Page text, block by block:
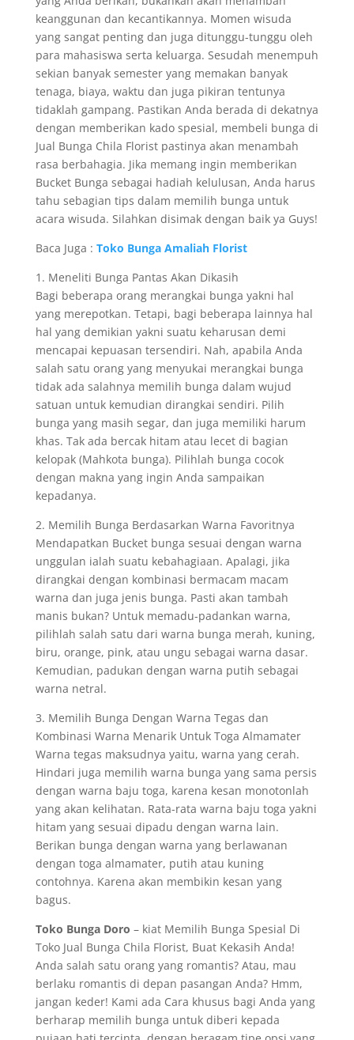
keanggunan dan kecantikannya. Momen wisuda
yang sangat penting dan juga ditunggu-tunggu oleh
para mahasiswa serta keluarga. Sesudah menempuh
sekian banyak semester yang memakan banyak
tenaga, biaya, waktu dan juga pikiran tentunya
tidaklah gampang. Pastikan Anda berada di dekatnya
dengan memberikan kado spesial, membeli bunga di
Jual Bunga Chila Florist pastinya akan menambah
rasa berbahagia. Jika memang ingin memberikan
Bucket Bunga sebagai hadiah kelulusan, Anda harus
tahu sebagian tips dalam memilih bunga untuk
acara wisuda. Silahkan disimak dengan baik ya Guys!
Baca Juga : Toko Bunga Amaliah Florist
1. Meneliti Bunga Pantas Akan Dikasih
Bagi beberapa orang merangkai bunga yakni hal
yang merepotkan. Tetapi, bagi beberapa lainnya hal
hal yang demikian yakni suatu keharusan demi
mencapai kepuasan tersendiri. Nah, apabila Anda
salah satu orang yang menyukai merangkai bunga
tidak ada salahnya memilih bunga dalam wujud
satuan untuk kemudian dirangkai sendiri. Pilih
bunga yang masih segar, dan juga memiliki harum
khas. Tak ada bercak hitam atau lecet di bagian
kelopak (Mahkota bunga). Pilihlah bunga cocok
dengan makna yang ingin Anda sampaikan
kepadanya.
2. Memilih Bunga Berdasarkan Warna Favoritnya
Mendapatkan Bucket bunga sesuai dengan warna
unggulan ialah suatu kebahagiaan. Apalagi, jika
dirangkai dengan kombinasi bermacam macam
warna dan juga jenis bunga. Pasti akan tambah
manis bukan? Untuk memadu-padankan warna,
pilihlah salah satu dari warna bunga merah, kuning,
biru, orange, pink, atau ungu sebagai warna dasar.
Kemudian, padukan dengan warna putih sebagai
warna netral.
3. Memilih Bunga Dengan Warna Tegas dan
Kombinasi Warna Menarik Untuk Toga Almamater
Warna tegas maksudnya yaitu, warna yang cerah.
Hindari juga memilih warna bunga yang sama persis
dengan warna baju toga, karena kesan monotonlah
yang akan kelihatan. Rata-rata warna baju toga yakni
hitam yang sesuai dipadu dengan warna lain.
Berikan bunga dengan warna yang berlawanan
dengan toga almamater, putih atau kuning
contohnya. Karena akan membikin kesan yang
bagus.
Toko Bunga Doro – kiat Memilih Bunga Spesial Di
Toko Jual Bunga Chila Florist, Buat Kekasih Anda!
Anda salah satu orang yang romantis? Atau, mau
berlaku romantis di depan pasangan Anda? Hmm,
jangan keder! Kami ada Cara khusus bagi Anda yang
berharap memilih bunga untuk diberi kepada